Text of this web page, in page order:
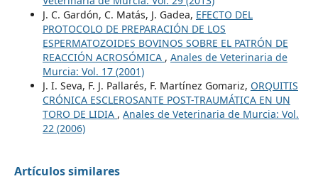
J. C. Gardón, C. Matás, J. Gadea, EFECTO DEL
PROTOCOLO DE PREPARACIÓN DE LOS
ESPERMATOZOIDES BOVINOS SOBRE EL PATRÓN DE
REACCIÓN ACROSÓMICA , Anales de Veterinaria de
Murcia: Vol. 17 (2001)
J. I. Seva, F. J. Pallarés, F. Martínez Gomariz, ORQUITIS
CRÓNICA ESCLEROSANTE POST-TRAUMÁTICA EN UN
TORO DE LIDIA , Anales de Veterinaria de Murcia: Vol.
22 (2006)
Artículos similares